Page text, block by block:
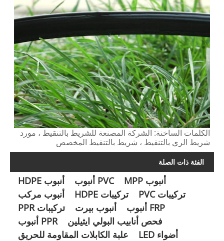
الكلمات الساخنة: الشركة المصنعة للشريط بالتنقيط ، مورد
شريط الري بالتنقيط ، شريط بالتنقيط المخصص
الفئة ذات الصلة
أنبوب HDPE PVC أنبوب
أنبوب MPP
أنبوب مركب
تركيبات HDPE
تركيبات PVC
تركيبات PPR
أنبوب بيرت
FRP أنبوب
PPR أنبوب
فحص أنابيب البولي ايثيلين
علبة الكابلات المقاومة للحريق
أضواء LED